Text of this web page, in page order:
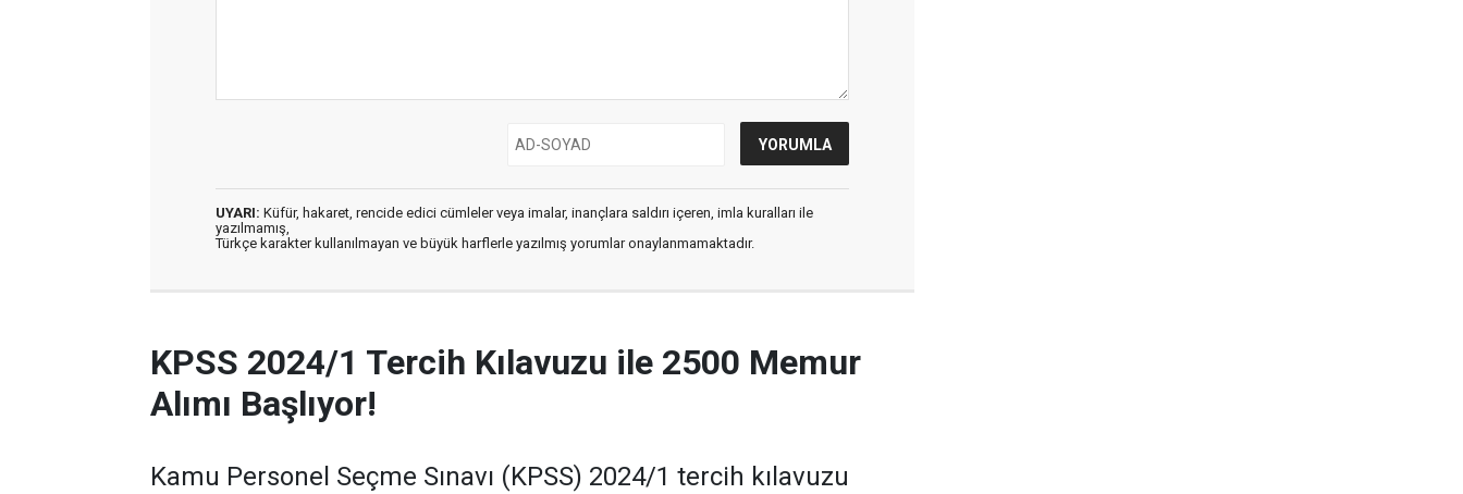
UYARI: Küfür, hakaret, rencide edici cümleler veya imalar, inançlara saldırı içeren, imla kuralları ile
yazılmamış,
Türkçe karakter kullanılmayan ve büyük harflerle yazılmış yorumlar onaylanmamaktadır.
KPSS 2024/1 Tercih Kılavuzu ile 2500 Memur
Alımı Başlıyor!
Kamu Personel Seçme Sınavı (KPSS) 2024/1 tercih kılavuzu